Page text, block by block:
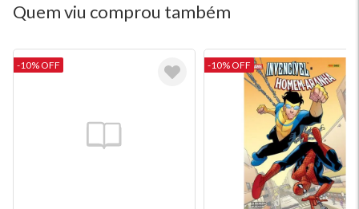
Quem viu comprou também
-10% OFF -10% OFF